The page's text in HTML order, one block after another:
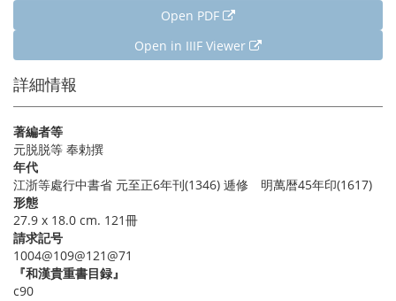
Open PDF
Open in IIIF Viewer
詳細情報
著編者等
元脱脱等 奉勅撰
年代
江浙等處行中書省 元至正6年刊(1346) 逓修 明萬暦45年印(1617)
形態
27.9 x 18.0 cm. 121冊
請求記号
1004@109@121@71
『和漢貴重書目録』
c90